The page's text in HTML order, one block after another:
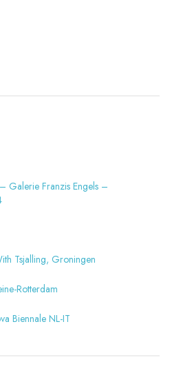
Galerie Franzis Engels –
Tsjalling, Groningen
Rotterdam
Biennale NL-IT